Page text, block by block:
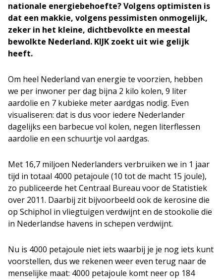
nationale energiebehoefte? Volgens optimisten is
dat een makkie, volgens pessimisten onmogelijk,
zeker in het kleine, dichtbevolkte en meestal
bewolkte Nederland. KIJK zoekt uit wie gelijk
heeft.
Om heel Nederland van energie te voorzien, hebben
we per inwoner per dag bijna 2 kilo kolen, 9 liter
aardolie en 7 kubieke meter aardgas nodig. Even
visualiseren: dat is dus voor iedere Nederlander
dagelijks een barbecue vol kolen, negen literflessen
aardolie en een schuurtje vol aardgas.
Met 16,7 miljoen Nederlanders verbruiken we in 1 jaar
tijd in totaal 4000 petajoule (10 tot de macht 15 joule),
zo publiceerde het Centraal Bureau voor de Statistiek
over 2011. Daarbij zit bijvoorbeeld ook de kerosine die
op Schiphol in vliegtuigen verdwijnt en de stookolie die
in Nederlandse havens in schepen verdwijnt.
Nu is 4000 petajoule niet iets waarbij je je nog iets kunt
voorstellen, dus we rekenen weer even terug naar de
menselijke maat: 4000 petajoule komt neer op 184